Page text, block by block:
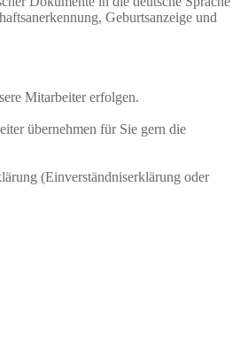
Geburtsanzeige und
Mitarbeiter erfolgen.
übernehmen für Sie gern die
(Einverständniserklärung oder